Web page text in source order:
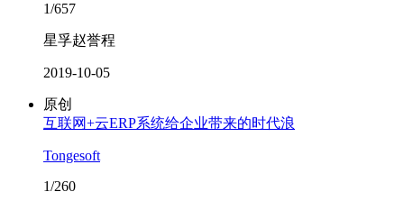
1/657
星孚赵誉程
2019-10-05
原创
互联网+云ERP系统给企业带来的时代浪
Tongesoft
1/260